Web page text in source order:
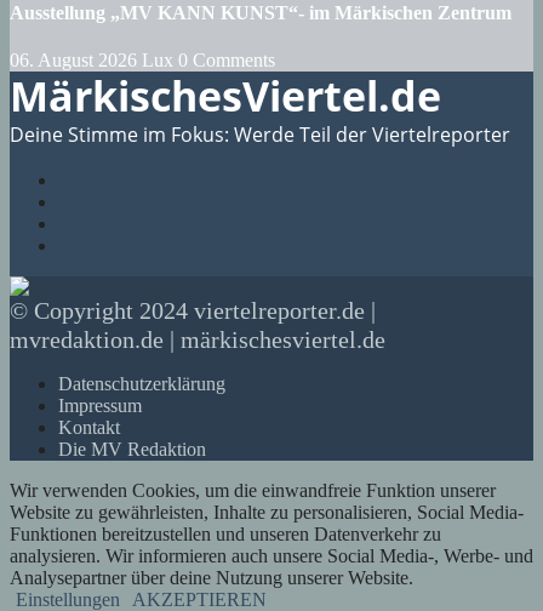
Ausstellung „MV KANN KUNST“- im Märkischen Zentrum
06. August 2026 Lux 0 Comments
MärkischesViertel.de
Deine Stimme im Fokus: Werde Teil der Viertelreporter
© Copyright 2024 viertelreporter.de |
mvredaktion.de | märkischesviertel.de
Datenschutzerklärung
Impressum
Kontakt
Die MV Redaktion
Wir verwenden Cookies, um die einwandfreie Funktion unserer
Website zu gewährleisten, Inhalte zu personalisieren, Social Media-
Funktionen bereitzustellen und unseren Datenverkehr zu
analysieren. Wir informieren auch unsere Social Media-, Werbe- und
Analysepartner über deine Nutzung unserer Website.
Einstellungen
AKZEPTIEREN